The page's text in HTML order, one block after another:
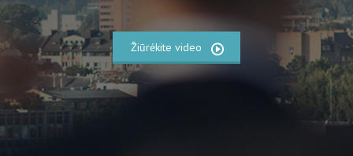
Žiūrėkite video